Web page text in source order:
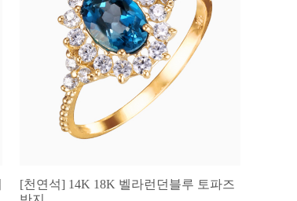
[천연석] 14K 18K 벨라런던블루 토파즈